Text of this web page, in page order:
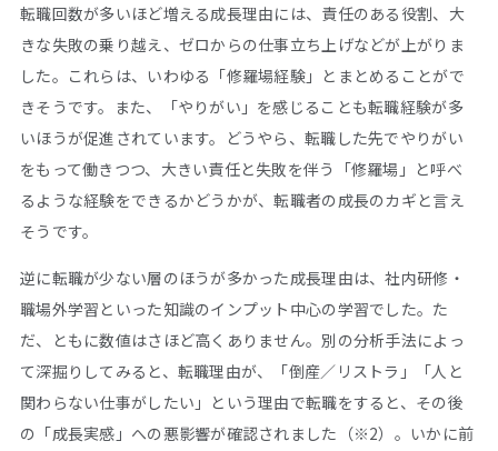
転職回数が多いほど増える成長理由には、責任のある役割、大
きな失敗の乗り越え、ゼロからの仕事立ち上げなどが上がりま
した。これらは、いわゆる「修羅場経験」とまとめることがで
きそうです。また、「やりがい」を感じることも転職経験が多
いほうが促進されています。どうやら、転職した先でやりがい
をもって働きつつ、大きい責任と失敗を伴う「修羅場」と呼べ
るような経験をできるかどうかが、転職者の成長のカギと言え
そうです。
逆に転職が少ない層のほうが多かった成長理由は、社内研修・
職場外学習といった知識のインプット中心の学習でした。た
だ、ともに数値はさほど高くありません。別の分析手法によっ
て深掘りしてみると、転職理由が、「倒産／リストラ」「人と
関わらない仕事がしたい」という理由で転職をすると、その後
の「成長実感」への悪影響が確認されました（※2）。いかに前